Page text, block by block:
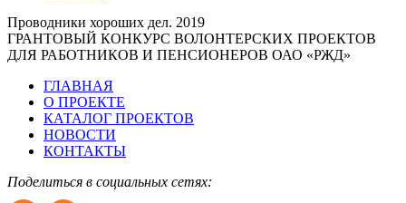
Проводники хороших дел. 2019
ГРАНТОВЫЙ КОНКУРС ВОЛОНТЕРСКИХ ПРОЕКТОВ
ДЛЯ РАБОТНИКОВ И ПЕНСИОНЕРОВ ОАО «РЖД»
ГЛАВНАЯ
О ПРОЕКТЕ
КАТАЛОГ ПРОЕКТОВ
НОВОСТИ
КОНТАКТЫ
Поделиться в социальных сетях: